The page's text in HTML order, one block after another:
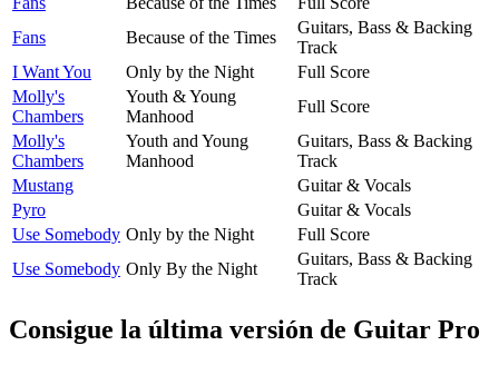
Fans
Because of the Times
Guitars, Bass & Backing
Track
I Want You
Only by the Night
Full Score
Molly's
Chambers
Youth & Young
Manhood
Full Score
Molly's
Chambers
Youth and Young
Manhood
Guitars, Bass & Backing
Track
Mustang
Guitar & Vocals
Pyro
Guitar & Vocals
Use Somebody Only by the Night
Full Score
Use Somebody Only By the Night
Guitars, Bass & Backing
Track
Consigue la última versión de Guitar Pro